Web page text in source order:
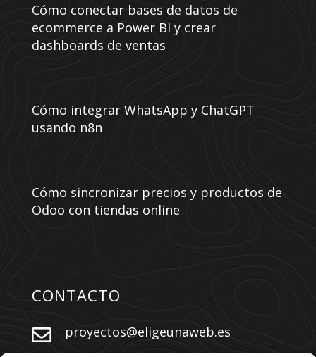
Cómo conectar bases de datos de
ecommerce a Power BI y crear
dashboards de ventas
Cómo integrar WhatsApp y ChatGPT
usando n8n
Cómo sincronizar precios y productos de
Odoo con tiendas online
CONTACTO
 proyectos@eligeunaweb.es